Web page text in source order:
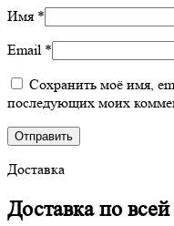
Имя *
Email *
Сохранить моё имя,
последующих моих
Доставка
Доставка по